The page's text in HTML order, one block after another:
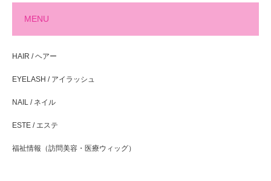
MENU
HAIR / ヘアー
EYELASH / アイラッシュ
NAIL / ネイル
ESTE / エステ
福祉情報（訪問美容・医療ウィッグ）